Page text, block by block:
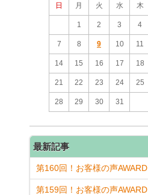
日 月 火 水 木
1 2 3 4
7 8 9 10 11
14 15 16 17 18
21 22 23 24 25
28 29 30 31
最新記事
第160回！お客様の声AWARD
第159回！お客様の声AWARD